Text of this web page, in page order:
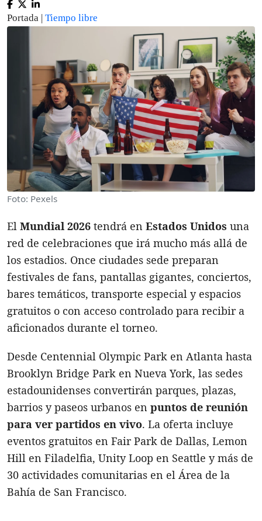
Portada | Tiempo libre
Foto: Pexels
El Mundial 2026 tendrá en Estados Unidos una
red de celebraciones que irá mucho más allá de
los estadios. Once ciudades sede preparan
festivales de fans, pantallas gigantes, conciertos,
bares temáticos, transporte especial y espacios
gratuitos o con acceso controlado para recibir a
aficionados durante el torneo.
Desde Centennial Olympic Park en Atlanta hasta
Brooklyn Bridge Park en Nueva York, las sedes
estadounidenses convertirán parques, plazas,
barrios y paseos urbanos en puntos de reunión
para ver partidos en vivo. La oferta incluye
eventos gratuitos en Fair Park de Dallas, Lemon
Hill en Filadelfia, Unity Loop en Seattle y más de
30 actividades comunitarias en el Área de la
Bahía de San Francisco.